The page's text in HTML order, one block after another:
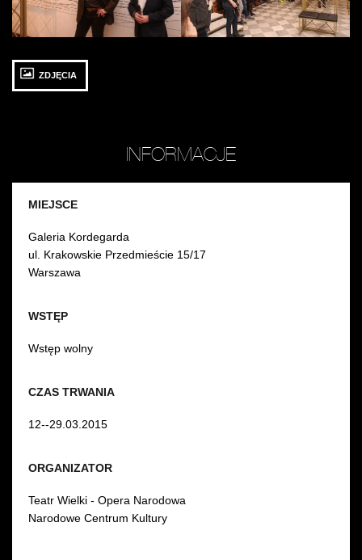
Waldemar
Dąbrowski
i
Kazimierz
Monkiewicz
/
Mazurek
/
ZDJĘCIA
INFORMACJE
ORGANIZATOR
Teatr Wielki - Opera Narodowa
Narodowe Centrum Kultury
CZAS TRWANIA
12--29.03.2015
WSTĘP
Wstęp wolny
MIEJSCE
Galeria Kordegarda
ul. Krakowskie Przedmieście 15/17
Warszawa